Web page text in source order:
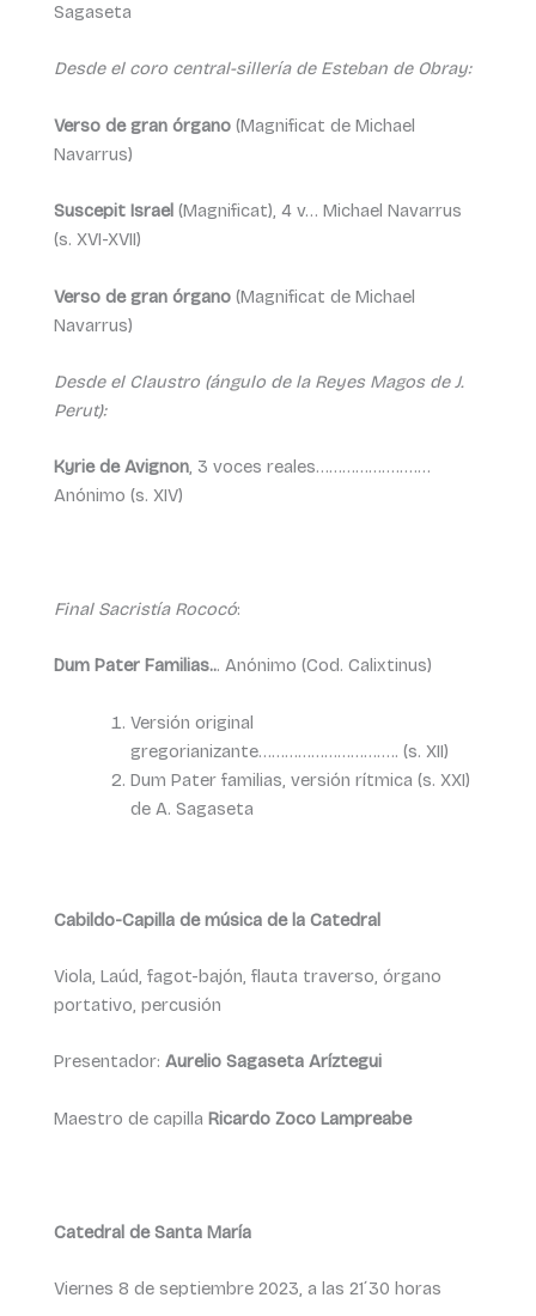
Sagaseta
Desde el coro central-sillería de Esteban de Obray:
Verso de gran órgano(Magnificat de Michael
Navarrus)
Suscepit Israel(Magnificat), 4 v… Michael Navarrus
(s. XVI-XVII)
Verso de gran órgano (Magnificat de Michael
Navarrus)
Desde el Claustro (ángulo de la Reyes Magos de J.
Perut):
Kyrie de Avignon, 3 voces reales……………….….…
Anónimo (s. XIV)
Final Sacristía Rococó:
Dum Pater Familias... Anónimo (Cod. Calixtinus)
Versión original
gregorianizante………………………….. (s. XII)
Dum Pater familias, versión rítmica (s. XXI)
de A. Sagaseta
Cabildo-Capilla de música de la Catedral
Viola, Laúd, fagot-bajón, flauta traverso, órgano
portativo, percusión
Presentador: Aurelio Sagaseta Aríztegui
Maestro de capilla Ricardo Zoco Lampreabe
Catedral de Santa María
Viernes 8 de septiembre 2023, a las 21´30 horas